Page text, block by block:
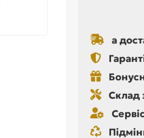
а
Склад